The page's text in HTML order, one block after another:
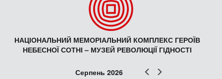
НАЦІОНАЛЬНИЙ МЕМОРІАЛЬНИЙ КОМПЛЕКС ГЕРОЇВ
НЕБЕСНОЇ СОТНІ – МУЗЕЙ РЕВОЛЮЦІЇ ГІДНОСТІ
Попер
Серпень 2026